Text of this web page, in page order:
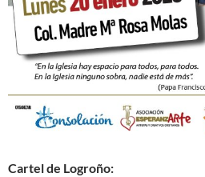
Cartel de Logroño: